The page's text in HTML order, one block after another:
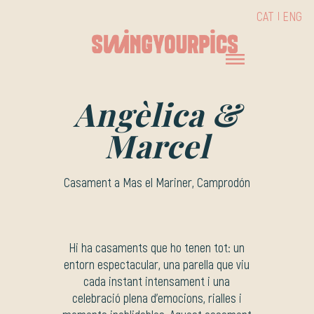
CAT ENG
Angèlica &
Marcel
Casament a Mas el Mariner, Camprodón
Hi ha casaments que ho tenen tot: un
entorn espectacular, una parella que viu
cada instant intensament i una
celebració plena d’emocions, rialles i